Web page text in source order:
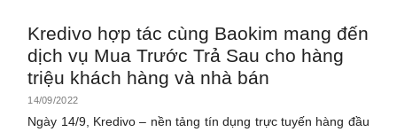
Kredivo hợp tác cùng Baokim mang đến
dịch vụ Mua Trước Trả Sau cho hàng
triệu khách hàng và nhà bán
14/09/2022
Ngày 14/9, Kredivo – nền tảng tín dụng trực tuyến hàng đầu